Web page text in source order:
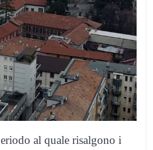
al quale risalgono i